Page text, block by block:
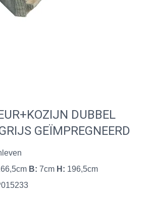
DUBBEL
GEÏMPREGNEERD
B: 7cm H: 196,5cm